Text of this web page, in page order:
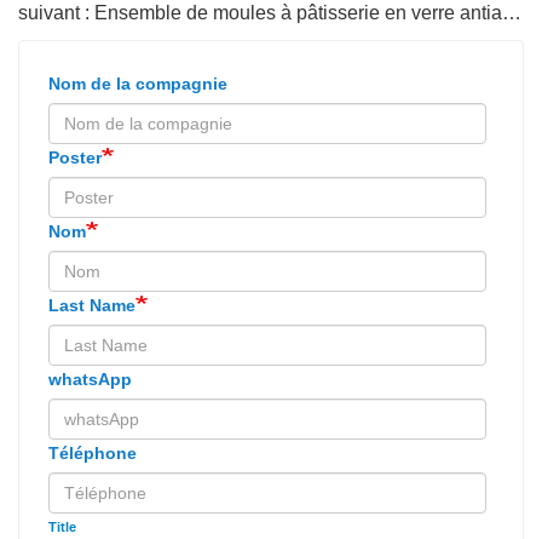
suivant : Ensemble de moules à pâtisserie en verre antiadhésifs
Nom de la compagnie
Poster
Nom
Last Name
whatsApp
Téléphone
Title